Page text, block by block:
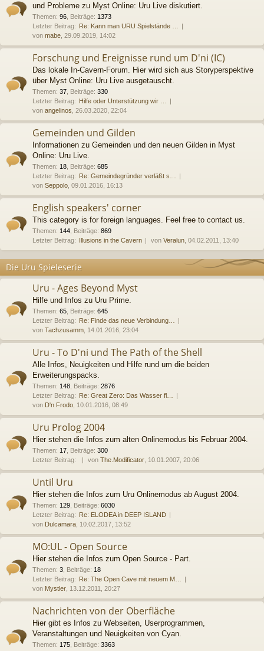
und Probleme zu Myst Online: Uru Live diskutiert.
Themen: 96 Beiträge: 1373
Letzter Beitrag: Re: Kann man URU Spielstände …
von mabe , 29.09.2019, 14:02
Forschung und Ereignisse rund um D'ni (IC)
Das lokale In-Cavern-Forum. Hier wird sich aus Storyperspektive
über Myst Online: Uru Live ausgetauscht.
Themen: 37 Beiträge: 330
Letzter Beitrag: Hilfe oder Unterstützung wir …
von angelinos , 26.03.2020, 22:04
Gemeinden und Gilden
Informationen zu Gemeinden und den neuen Gilden in Myst
Online: Uru Live.
Themen: 18 Beiträge: 685
Letzter Beitrag: Re: Gemeindegründer verläßt s…
von Seppolo , 09.01.2016, 16:13
English speakers' corner
This category is for foreign languages. Feel free to contact us.
Themen: 144 Beiträge: 869
Letzter Beitrag: Illusions in the Cavern von Veralun , 04.02.2011, 13:40
Die Uru Spieleserie
Uru - Ages Beyond Myst
Hilfe und Infos zu Uru Prime.
Themen: 65 Beiträge: 645
Letzter Beitrag: Re: Finde das neue Verbindung…
von Tachzusamm , 14.01.2016, 23:04
Uru - To D'ni und The Path of the Shell
Alle Infos, Neuigkeiten und Hilfe rund um die beiden
Erweiterungspacks.
Themen: 148 Beiträge: 2876
Letzter Beitrag: Re: Great Zero: Das Wasser fl…
von D'n Frodo , 10.01.2016, 08:49
Uru Prolog 2004
Hier stehen die Infos zum alten Onlinemodus bis Februar 2004.
Themen: 17 Beiträge: 300
Letzter Beitrag:
von The.Modificator , 10.01.2007, 20:06
Until Uru
Hier stehen die Infos zum Uru Onlinemodus ab August 2004.
Themen: 129 Beiträge: 6030
Letzter Beitrag: Re: ELODEA in DEEP ISLAND
von Dulcamara , 10.02.2017, 13:52
MO:UL - Open Source
Hier stehen die Infos zum Open Source - Part.
Themen: 3 Beiträge: 18
Letzter Beitrag: Re: The Open Cave mit neuem M…
von Mystler , 13.12.2011, 20:27
Nachrichten von der Oberfläche
Hier gibt es Infos zu Webseiten, Userprogrammen,
Veranstaltungen und Neuigkeiten von Cyan.
Themen: 175 Beiträge: 3363